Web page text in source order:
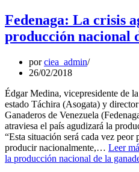
Fedenaga: La crisis
producción nacional
porciea_admin
26/02/2018
Édgar Medina, vicepresidente de
estado Táchira (Asogata) y
Ganaderos de Venezuela
atraviesa el país agudizará la
“Esta situación será cada vez peor
producir nacionalmente,… Leer
la producción nacional de la